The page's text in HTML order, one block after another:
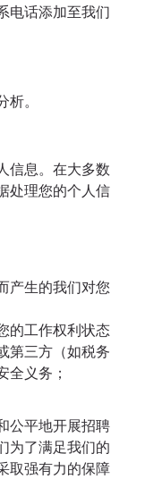
电话添加至我们
。
信息。在大多数
处理您的个人信
产生的我们对您
的工作权利状态
第三方（如税务
全义务；
公平地开展招聘
为了满足我们的
取强有力的保障